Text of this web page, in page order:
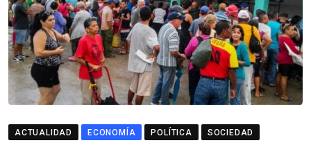
ACTUALIDAD ECONOMÍA POLÍTICA SOCIEDAD